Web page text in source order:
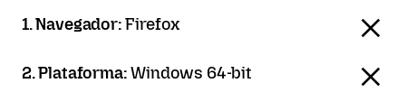
1. Navegador:Firefox
2. Plataforma:Windows 64-bit